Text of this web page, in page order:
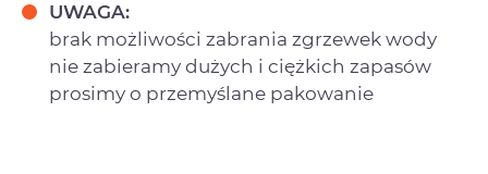
UWAGA:
brak możliwości zabrania zgrzewek wody
nie zabieramy dużych i ciężkich zapasów
prosimy o przemyślane pakowanie